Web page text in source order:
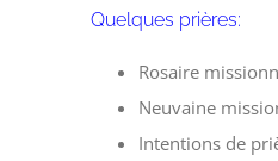
Quelques prières:
Rosaire
Neuvaine
Intentions de